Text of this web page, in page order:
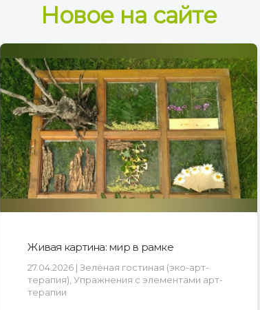
Новое на сайте
Живая картина: мир в рамке
27.04.2026 | Зелёная гостиная (эко-арт-
терапия), Упражнения с элементами арт-
терапии